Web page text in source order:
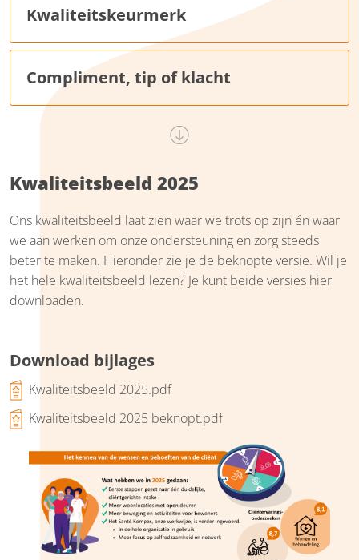
Kwaliteitskeurmerk
Compliment, tip of klacht
Kwaliteitsbeeld 2025
Ons kwaliteitsbeeld laat zien waar we trots op zijn én waar
we aan werken om onze ondersteuning en zorg steeds
beter te maken. Hieronder zie je de beknopte versie. Wil je
het hele kwaliteitsbeeld lezen? Je kunt beide versies hier
downloaden.
Download bijlages
Kwaliteitsbeeld 2025.pdf
Kwaliteitsbeeld 2025 beknopt.pdf